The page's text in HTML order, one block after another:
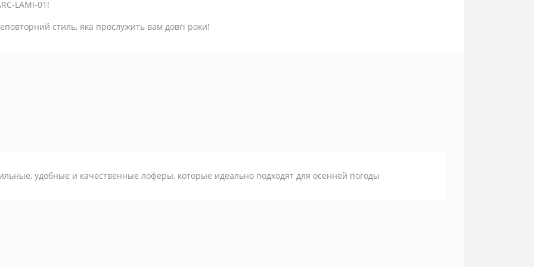
LAMI-01!
стиль, яка прослужить вам довгі роки!
удобные и качественные лоферы, которые идеально подходят для осенней погоды